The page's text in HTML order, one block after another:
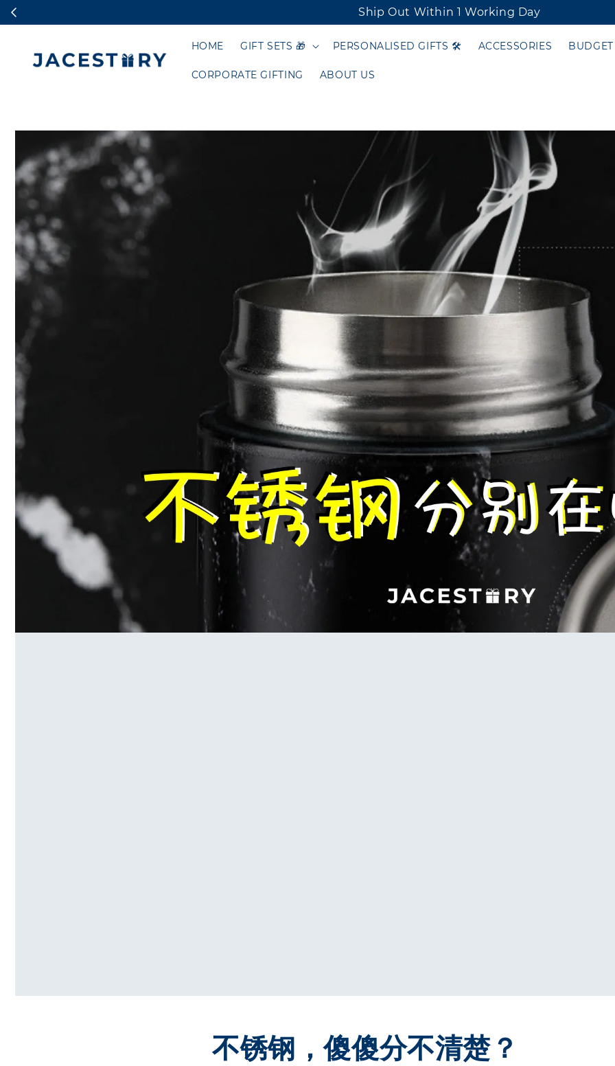
Ship Out Within 1 Working Day
HOME GIFT SETS 🎁 PERSONALISED GIFTS 🛠️ ACCESSORIES BUDGET
CORPORATE GIFTING ABOUT US
不锈钢，傻傻分不清楚？